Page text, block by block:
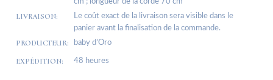
cm ; longueur de la corde 70 cm
LIVRAISON:
Le coût exact de la livraison sera visible dans le
panier avant la finalisation de la commande.
PRODUCTEUR: baby d’Oro
EXPÉDITION: 48 heures